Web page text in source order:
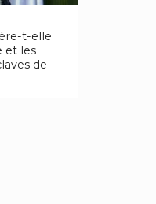
t-elle
et les
de